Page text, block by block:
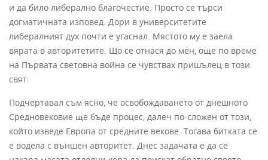
и да било либерално благочестие. Просто се търси
догматичната изповед. Дори в университетите
либералният дух почти е угаснал. Мястото му е заела
вярата в авторитетите. Що се отнася до мен, още по време
на Първата световна война се чувствах пришълец в този
свят.
Подчертавал съм ясно, че освобождаването от днешното
Средновековие ще бъде процес, далеч по-сложен от този,
който изведе Европа от средните векове. Тогава битката се
е водела с външен авторитет. Днес задачата е да се